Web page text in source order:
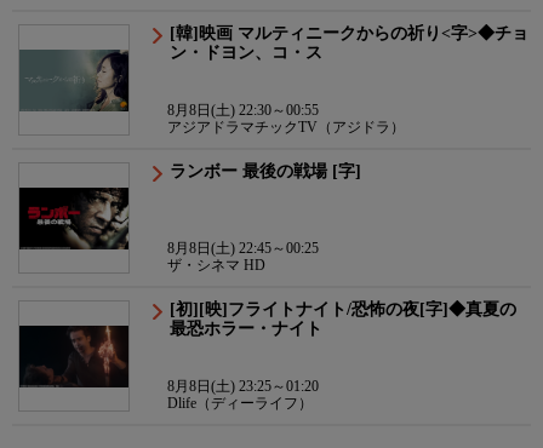
[韓]映画 マルティニークからの祈り<字>◆チョ
ン・ドヨン、コ・ス
8月8日(土) 22:30～00:55
アジアドラマチックTV（アジドラ）
ランボー 最後の戦場 [字]
8月8日(土) 22:45～00:25
ザ・シネマ HD
[初][映]フライトナイト/恐怖の夜[字]◆真夏の
最恐ホラー・ナイト
8月8日(土) 23:25～01:20
Dlife（ディーライフ）